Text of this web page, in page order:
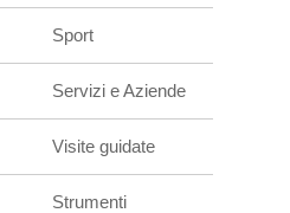
Sport
Servizi e Aziende
Visite guidate
Strumenti